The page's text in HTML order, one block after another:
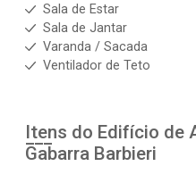
Sala de Estar
Sala de Jantar
Varanda / Sacada
Ventilador de Teto
Itens do Edifício de
Gabarra Barbieri